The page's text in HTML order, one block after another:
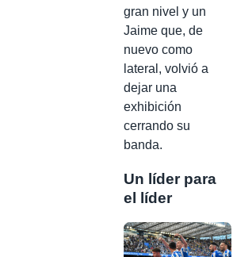
gran nivel y un
Jaime que, de
nuevo como
lateral, volvió a
dejar una
exhibición
cerrando su
banda.
Un líder para
el líder